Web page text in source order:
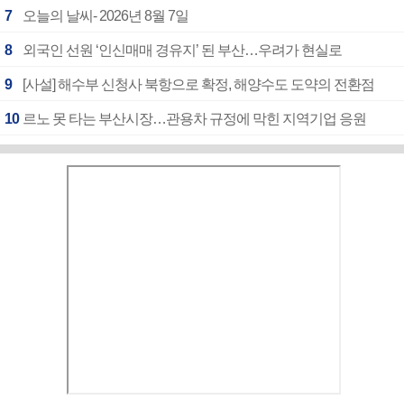
7 오늘의 날씨- 2026년 8월 7일
8 외국인 선원 ‘인신매매 경유지’ 된 부산…우려가 현실로
9 [사설] 해수부 신청사 북항으로 확정, 해양수도 도약의 전환점
10 르노 못 타는 부산시장…관용차 규정에 막힌 지역기업 응원